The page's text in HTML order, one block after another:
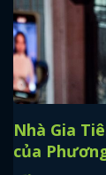
Nhà Gia
của